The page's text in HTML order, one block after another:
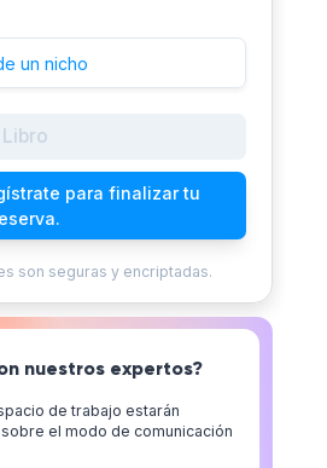
un nicho
Libro
para finalizar tu
son seguras y encriptadas.
nuestros expertos?
de trabajo estarán
el modo de comunicación